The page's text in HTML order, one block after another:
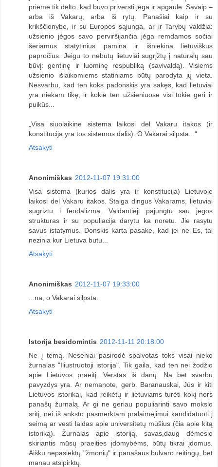
priėmė tik dėlto, kad buvo priversti jėga ir apgaule. Savaip –
arba iš Vakarų, arba iš rytų. Panašiai kaip ir su
krikščionybe, ir su Europos sąjunga, ar ir Tarybų valdžia:
užsienio jėgos savo perviršijančia jėga remdamos sočiai
šeriamus statytinius pamina ir išniekina lietuviškus
papročius. Jeigu to nebūtų lietuviai sugrįžtų į natūralų sau
būvį: gentinę ir luominę respubliką (savivaldą). Visiems
užsienio išlaikomiems statiniams būtų parodyta jų vieta.
Nesvarbu, kad ten koks padonskis yra sakęs, kad lietuviai
yra niekam tikę, ir kokie ten užsieniuose visi tokie geri ir
puikūs...
„Visa siuolaikine sistema laikosi del Vakaru itakos (ir
konstitucija yra tos sistemos dalis). O Vakarai silpsta...“
Atsakyti
Anonimiškas 2012-11-07 19:31:00
Visa sistema (kurios dalis yra ir konstitucija) Lietuvoje
laikosi del Vakaru itakos. Staiga dingus Vakarams, lietuviai
sugriztu i feodalizma. Valdantieji pajungtu sau jegos
strukturas ir su populiacija darytu ka noretu. Jie rasytu
savus istatymus. Donskis karta pasake, kad jei ne Es, tai
nezinia kur Lietuva butu...
Atsakyti
Anonimiškas 2012-11-07 19:33:00
...na, o Vakarai silpsta.
Atsakyti
Istorija besidomintis 2012-11-11 20:18:00
Ne į temą. Neseniai pasirodė spalvotas toks visai nieko
žurnalas "Iliustruotoji istorija". Tik gaila, kad ten nei žodžio
apie Lietuvos praeitį. Verstas iš danų. Na bet svarbu
pavyzdys yra. Ar nemanote, gerb. Baranauskai, Jūs ir kiti
Lietuvos istorikai, kad reikėtų ir lietuviams turėti kokį nors
panašų žurnalą. Ar gi ne geriau populiarinti savo mokslo
sritį, nei iš anksto pasmerktam pralaimėjimui kandidatuoti į
seimą ar vesti laidas apie universitetų mūšius (čia apie kitą
istoriką). Žurnalas apie istoriją, savas,daug dėmesio
skiriantis mūsų praeities įdomybėms, būtų tikrai įdomus.
Aišku nepasiektų "žmonių" ir panašaus bulvaro reitingų, bet
manau atsipirktų.